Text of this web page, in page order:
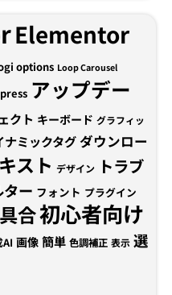
Elementor
options Loop Carousel
アップデー
クト キーボード グラフィッ
ナミックタグダウンロー
スト デザイン トラブ
ター フォント プラグイン
合初心者向け
AI 画像 簡単 色調補正 表示 選